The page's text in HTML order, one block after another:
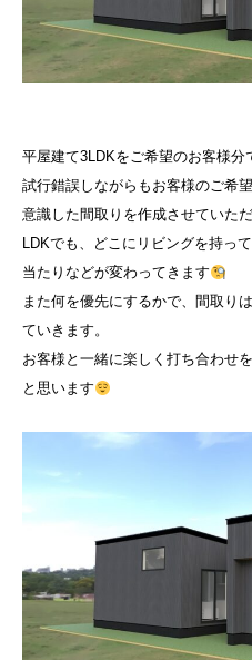
平屋建て3LDKをご希望のお客様分
試行錯誤しながらもお客様のご希
意識した間取りを作成させていただ
LDKでも、どこにリビングを持っ
当たりなどが変わってきます
また何を優先にするかで、間取り
ていきます。
お客様と一緒に楽しく打ち合わせ
と思います